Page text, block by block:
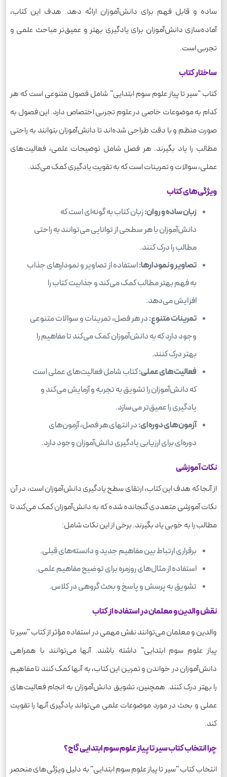
ساده و قابل فهم برای دانش‌آموزان ارائه دهد. هدف این کتاب،
آماده‌سازی دانش‌آموزان برای یادگیری بهتر و عمیق‌تر مباحث علمی و
تجربی است.
ساختار کتاب
کتاب "سیر تا پیاز علوم سوم ابتدایی" شامل فصول متنوعی است که هر
کدام به موضوعات خاصی در علوم تجربی اختصاص دارد. این فصول به
صورت منظم و با دقت طراحی شده‌اند تا دانش‌آموزان بتوانند به راحتی
مطالب را یاد بگیرند. هر فصل شامل توضیحات علمی، فعالیت‌های
عملی، سوالات و تمرینات است که به تقویت یادگیری کمک می‌کند.
ویژگی‌های کتاب
زبان ساده و روان:زبان کتاب به گونه‌ای است که
دانش‌آموزان با هر سطحی از توانایی می‌توانند به راحتی
مطالب را درک کنند.
تصاویر و نمودارها:استفاده از تصاویر و نمودارهای جذاب
به فهم بهتر مطالب کمک می‌کند و جذابیت کتاب را
افزایش می‌دهد.
تمرینات متنوع:در هر فصل، تمرینات و سوالات متنوعی
وجود دارد که به دانش‌آموزان کمک می‌کند تا مفاهیم را
بهتر درک کنند.
فعالیت‌های عملی:کتاب شامل فعالیت‌های عملی است
که دانش‌آموزان را تشویق به تجربه و آزمایش می‌کند و
یادگیری را عمیق‌تر می‌سازد.
آزمون‌های دوره‌ای:در انتهای هر فصل، آزمون‌های
دوره‌ای برای ارزیابی یادگیری دانش‌آموزان وجود دارد.
نکات آموزشی
از آنجا که هدف این کتاب، ارتقای سطح یادگیری دانش‌آموزان است، در آن
نکات آموزشی متعددی گنجانده شده که به دانش‌آموزان کمک می‌کند تا
مطالب را به خوبی یاد بگیرند. برخی از این نکات شامل:
برقراری ارتباط بین مفاهیم جدید و دانسته‌های قبلی.
استفاده از مثال‌های روزمره برای توضیح مفاهیم علمی.
تشویق به پرسش و پاسخ و بحث گروهی در کلاس.
نقش والدین و معلمان در استفاده از کتاب
والدین و معلمان می‌توانند نقش مهمی در استفاده مؤثر از کتاب "سیر تا
پیاز علوم سوم ابتدایی" داشته باشند. آنها می‌توانند با همراهی
دانش‌آموزان در خواندن و تمرین این کتاب، به آنها کمک کنند تا مفاهیم
را بهتر درک کنند. همچنین، تشویق دانش‌آموزان به انجام فعالیت‌های
عملی و بحث در مورد موضوعات علمی می‌تواند یادگیری آنها را تقویت
کند.
چرا انتخاب کتاب سیر تا پیاز علوم سوم ابتدایی گاج؟
انتخاب کتاب "سیر تا پیاز علوم سوم ابتدایی" به دلیل ویژگی‌های منحصر